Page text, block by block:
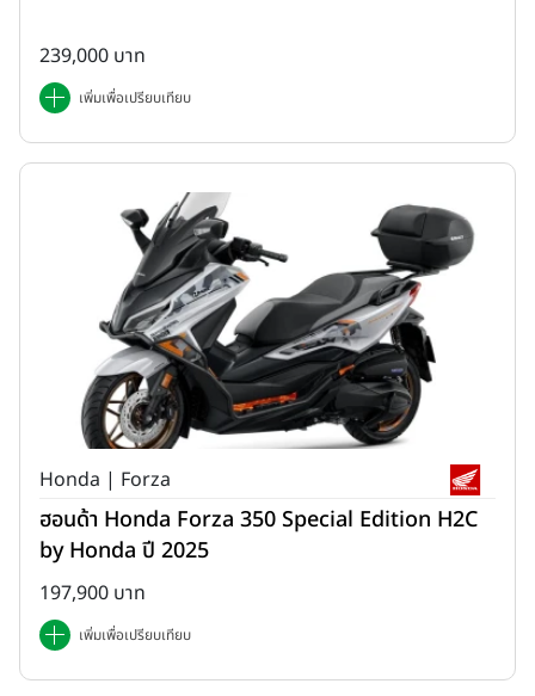
239,000 บาท
เพิ่มเพื่อเปรียบเทียบ
Honda | Forza
ฮอนด้า Honda Forza 350 Special Edition H2C
by Honda ปี 2025
197,900 บาท
เพิ่มเพื่อเปรียบเทียบ